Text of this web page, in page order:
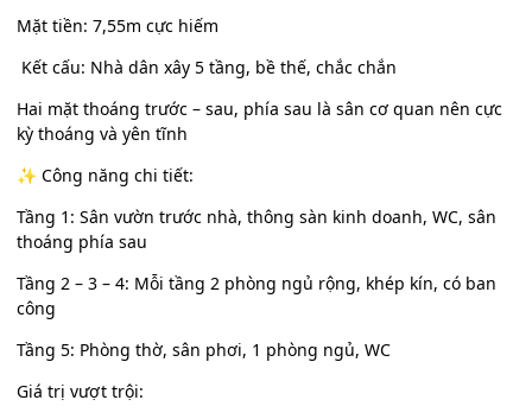
Mặt tiền: 7,55m cực hiếm
️ Kết cấu: Nhà dân xây 5 tầng, bề thế, chắc chắn
Hai mặt thoáng trước – sau, phía sau là sân cơ quan nên cực
kỳ thoáng và yên tĩnh
✨ Công năng chi tiết:
Tầng 1: Sân vườn trước nhà, thông sàn kinh doanh, WC, sân
thoáng phía sau
Tầng 2 – 3 – 4: Mỗi tầng 2 phòng ngủ rộng, khép kín, có ban
công
Tầng 5: Phòng thờ, sân phơi, 1 phòng ngủ, WC
Giá trị vượt trội: